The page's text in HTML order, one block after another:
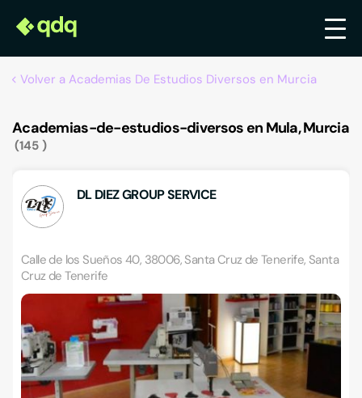
Volver a Academias De Estudios Diversos en Murcia
Academias-de-estudios-diversos en Mula, Murcia
145
DL DIEZ GROUP SERVICE
Calle de los Sueños 40, 38006, Santa Cruz de Tenerife, Santa
Cruz de Tenerife